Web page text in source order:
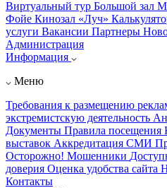
Виртуальный тур Большой зал
Фойе Кинозал «Луч»
услуги Вакансии Партнеры
Администрация
Информация
Меню
Требования к размещению
экстремистскую деятельность
Документы Правила посещения
выставок Аккредитация СМИ
Осторожно! Мошенники
доверия Оценка удобства сайта
Контакты